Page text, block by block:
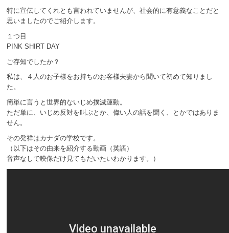
特に宣伝してくれとも言われていませんが、社会的に有意義なことだと
思いましたのでご紹介します。
１つ目
PINK SHIRT DAY
ご存知でしたか？
私は、４人のお子様をお持ちのお客様夫妻から聞いて初めて知りまし
た。
簡単に言うと世界的ないじめ撲滅運動。
ただ単に、いじめ反対を叫ぶとか、偉い人の話を聞く、とかではありま
せん。
その発祥はカナダの学校です。
（以下はその由来を紹介する動画（英語）
音声なしで映像だけ見てもだいたいわかります。）